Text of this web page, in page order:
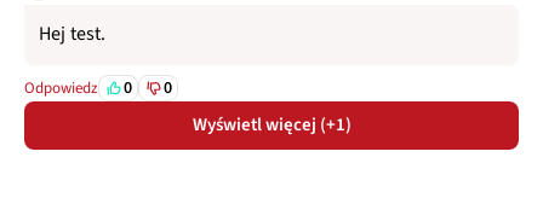
Hej test.
Odpowiedz 0 0
Wyświetl więcej (+1)